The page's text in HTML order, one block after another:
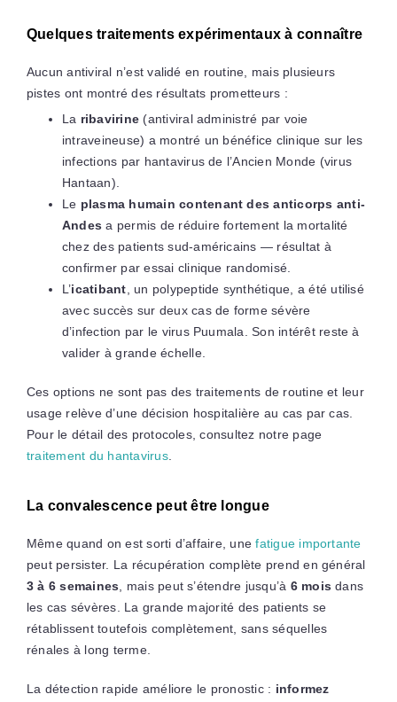
Quelques traitements expérimentaux à connaître
Aucun antiviral n’est validé en routine, mais plusieurs
pistes ont montré des résultats prometteurs :
La ribavirine (antiviral administré par voie
intraveineuse) a montré un bénéfice clinique sur les
infections par hantavirus de l’Ancien Monde (virus
Hantaan).
Le plasma humain contenant des anticorps anti-
Andes a permis de réduire fortement la mortalité
chez des patients sud-américains — résultat à
confirmer par essai clinique randomisé.
L’icatibant , un polypeptide synthétique, a été utilisé
avec succès sur deux cas de forme sévère
d’infection par le virus Puumala. Son intérêt reste à
valider à grande échelle.
Ces options ne sont pas des traitements de routine et leur
usage relève d’une décision hospitalière au cas par cas.
Pour le détail des protocoles, consultez notre page
traitement du hantavirus.
La convalescence peut être longue
Même quand on est sorti d’affaire, unefatigue importante
peut persister. La récupération complète prend en général
3 à 6 semaines , mais peut s’étendre jusqu’à 6 mois dans
les cas sévères. La grande majorité des patients se
rétablissent toutefois complètement, sans séquelles
rénales à long terme.
La détection rapide améliore le pronostic : informez